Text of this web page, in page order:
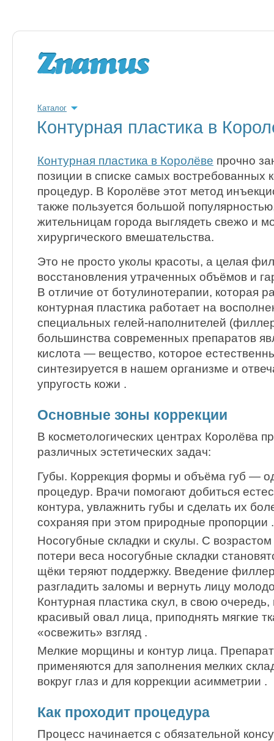
Каталог
Контурная пластика в
Контурная пластика в Королёве прочно
позиции в списке самых востребованных
процедур. В Королёве этот метод
также пользуется большой
жительницам города выглядеть свежо и
хирургического вмешательства.
Это не просто уколы красоты, а целая
восстановления утраченных объёмов и
В отличие от ботулинотерапии, которая
контурная пластика работает на
специальных гелей-наполнителей
большинства современных препаратов
кислота — вещество, которое
синтезируется в нашем организме и
упругость кожи .
Основные зоны коррекции
В косметологических центрах Королёва
различных эстетических задач:
Губы. Коррекция формы и объёма губ —
процедур. Врачи помогают добиться
контура, увлажнить губы и сделать их
сохраняя при этом природные пропорции .
Носогубные складки и скулы. С
потери веса носогубные складки
щёки теряют поддержку. Введение
разгладить заломы и вернуть лицу
Контурная пластика скул, в свою очередь,
красивый овал лица, приподнять мягкие
«освежить» взгляд .
Мелкие морщины и контур лица.
применяются для заполнения мелких
вокруг глаз и для коррекции асимметрии .
Как проходит процедура
Процесс начинается с обязательной